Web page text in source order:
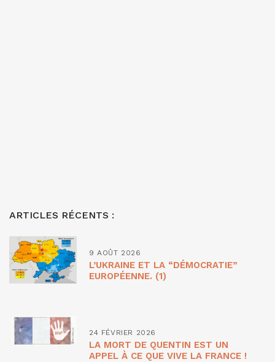
ARTICLES RÉCENTS :
9 AOÛT 2026
L’UKRAINE ET LA “DÉMOCRATIE”
EUROPÉENNE. (1)
24 FÉVRIER 2026
LA MORT DE QUENTIN EST UN
APPEL À CE QUE VIVE LA FRANCE !